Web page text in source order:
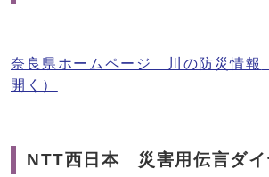
奈良県ホームページ 川の防災情報
開く）
NTT西日本 災害用伝言ダイ